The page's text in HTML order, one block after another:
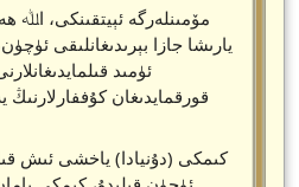
مۆمىنلەرگە ئېيتقىنكى، اﷲ
يارىشا جازا بېرىدىغانلىقى
ئۈمىد
قورقمايدىغان كۇففارلارنىڭ
كىمكى (دۇنيادا) ياخشى ئىش